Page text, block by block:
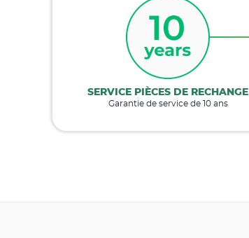
SERVICE PIÈCES DE RECHANGE
Garantie de service de 10 ans